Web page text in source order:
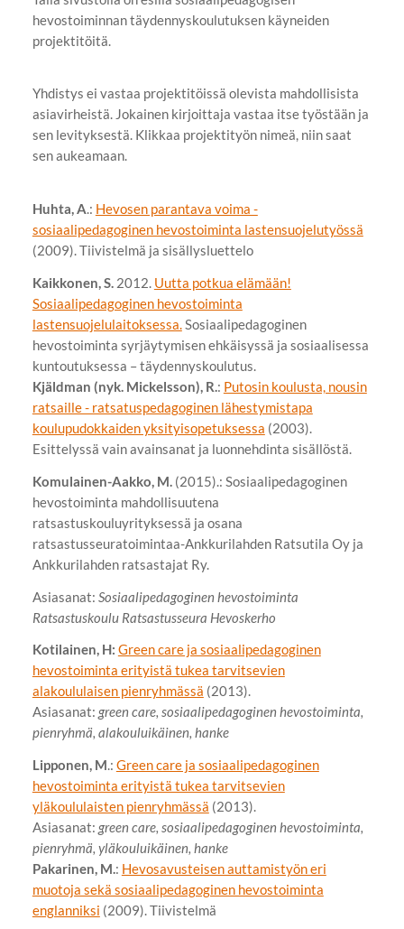
hevostoiminnan täydennyskoulutuksen käyneiden
projektitöitä.
Yhdistys ei vastaa projektitöissä olevista mahdollisista
asiavirheistä. Jokainen kirjoittaja vastaa itse työstään ja
sen levityksestä. Klikkaa projektityön nimeä, niin saat
sen aukeamaan.
Huhta, A.: Hevosen parantava voima -
sosiaalipedagoginen hevostoiminta lastensuojelutyössä
(2009). Tiivistelmä ja sisällysluettelo
Kaikkonen, S. 2012. Uutta potkua elämään!
Sosiaalipedagoginen hevostoiminta
lastensuojelulaitoksessa.Sosiaalipedagoginen
hevostoiminta syrjäytymisen ehkäisyssä ja sosiaalisessa
kuntoutuksessa – täydennyskoulutus.
Kjäldman (nyk. Mickelsson), R.: Putosin koulusta, nousin
ratsaille - ratsatuspedagoginen lähestymistapa
koulupudokkaiden yksityisopetuksessa (2003).
Esittelyssä vain avainsanat ja luonnehdinta sisällöstä.
Komulainen-Aakko, M.(2015).: Sosiaalipedagoginen
hevostoiminta mahdollisuutena
ratsastuskouluyrityksessä ja osana
ratsastusseuratoimintaa-Ankkurilahden Ratsutila Oy ja
Ankkurilahden ratsastajat Ry.
Asiasanat: Sosiaalipedagoginen hevostoiminta
Ratsastuskoulu Ratsastusseura Hevoskerho
Kotilainen, H: Green care ja sosiaalipedagoginen
hevostoiminta erityistä tukea tarvitsevien
alakoululaisen pienryhmässä (2013).
Asiasanat: green care, sosiaalipedagoginen hevostoiminta,
pienryhmä, alakouluikäinen, hanke
Lipponen, M.: Green care ja sosiaalipedagoginen
hevostoiminta erityistä tukea tarvitsevien
yläkoululaisten pienryhmässä (2013).
Asiasanat: green care, sosiaalipedagoginen hevostoiminta,
pienryhmä, yläkouluikäinen, hanke
Pakarinen, M.: Hevosavusteisen auttamistyön eri
muotoja sekä sosiaalipedagoginen hevostoiminta
englanniksi (2009). Tiivistelmä